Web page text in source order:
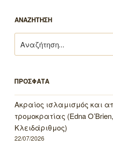
ΑΝΑΖΗΤΗΣΗ
για:
ΠΡΟΣΦΑΤΑ
Ακραίος ισλαμισμός και
τρομοκρατίας (Edna
Κλειδάριθμος)
22/07/2026